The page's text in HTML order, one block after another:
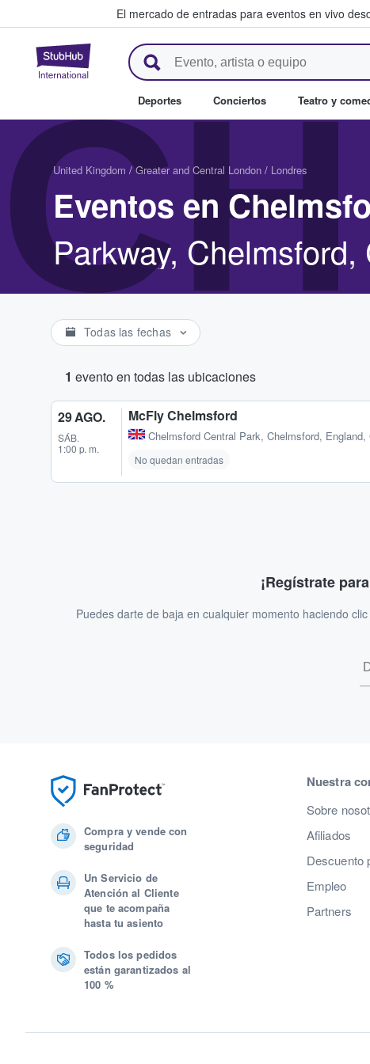
El mercado de entradas para eventos en vivo
StubHub: compra y venta de
Deportes Conciertos Teatro y
United Kingdom / Greater and Central London / Londres
Eventos en
Parkway, Chelmsford,
Todas las fechas
1 evento en todas las ubicaciones
29 AGO.
SÁB.
1:00 p. m.
McFly Chelmsford
Chelmsford Central Park, Chelmsford, England,
No quedan entradas
¡Regístrate
Puedes darte de baja en cualquier momento haciendo
Compra y vende con
seguridad
Un Servicio de
Atención al Cliente
que te acompaña
hasta tu asiento
Todos los pedidos
están garantizados al
100 %
Nuestra
Sobre
Afiliados
Descuento
Empleo
Partners